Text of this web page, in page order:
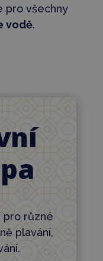
pro všechny
vodě.
pro různé
plavání,